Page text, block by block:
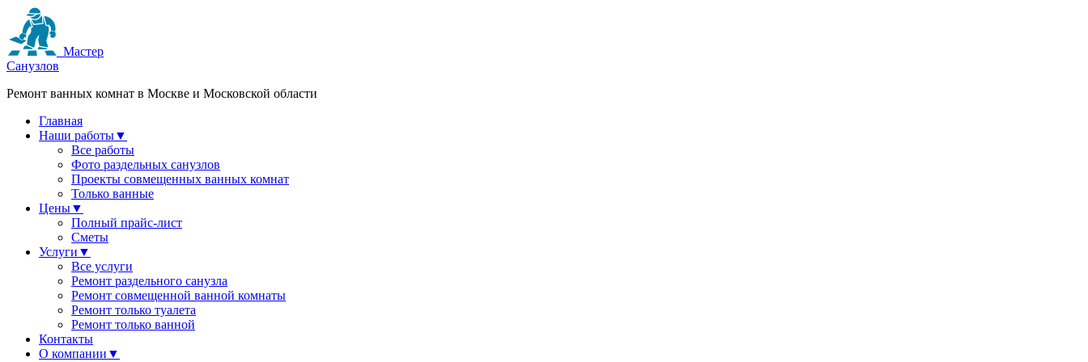
Мастер
Санузлов
Ремонт ванных комнат в Москве и Московской области
Главная
Наши работы▼
Все работы
Фото раздельных санузлов
Проекты совмещенных ванных комнат
Только ванные
Цены▼
Полный прайс-лист
Сметы
Услуги ▼
Все услуги
Ремонт раздельного санузла
Ремонт совмещенной ванной комнаты
Ремонт только туалета
Ремонт только ванной
Контакты
О компании ▼